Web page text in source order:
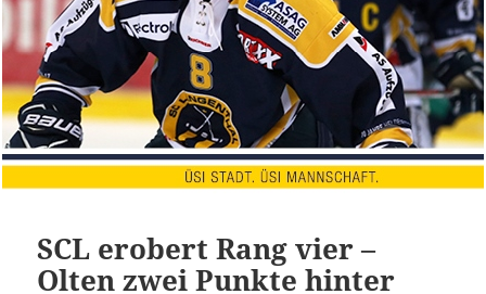
SCL erobert Rang vier –
Olten zwei Punkte hinter